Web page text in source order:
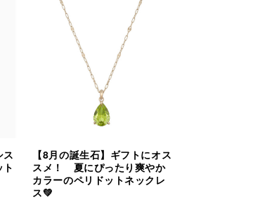
ス
【8月の誕生石】ギフトにオス
スメ！ 夏にぴったり爽やか
カラーのペリドットネックレ
ス💚